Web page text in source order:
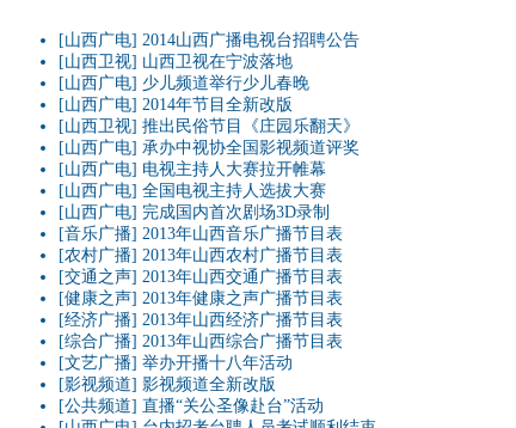
[山西广电] 2014山西广播电视台招聘公告
[山西卫视] 山西卫视在宁波落地
[山西广电] 少儿频道举行少儿春晚
[山西广电] 2014年节目全新改版
[山西卫视] 推出民俗节目《庄园乐翻天》
[山西广电] 承办中视协全国影视频道评奖
[山西广电] 电视主持人大赛拉开帷幕
[山西广电] 全国电视主持人选拔大赛
[山西广电] 完成国内首次剧场3D录制
[音乐广播] 2013年山西音乐广播节目表
[农村广播] 2013年山西农村广播节目表
[交通之声] 2013年山西交通广播节目表
[健康之声] 2013年健康之声广播节目表
[经济广播] 2013年山西经济广播节目表
[综合广播] 2013年山西综合广播节目表
[文艺广播] 举办开播十八年活动
[影视频道] 影视频道全新改版
[公共频道] 直播“关公圣像赴台”活动